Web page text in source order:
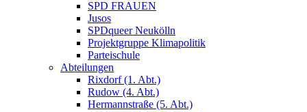
SPD FRAUEN
Jusos
SPDqueer Neukölln
Projektgruppe Klimapolitik
Parteischule
Abteilungen
Rixdorf (1. Abt.)
Rudow (4. Abt.)
Hermannstraße (5. Abt.)